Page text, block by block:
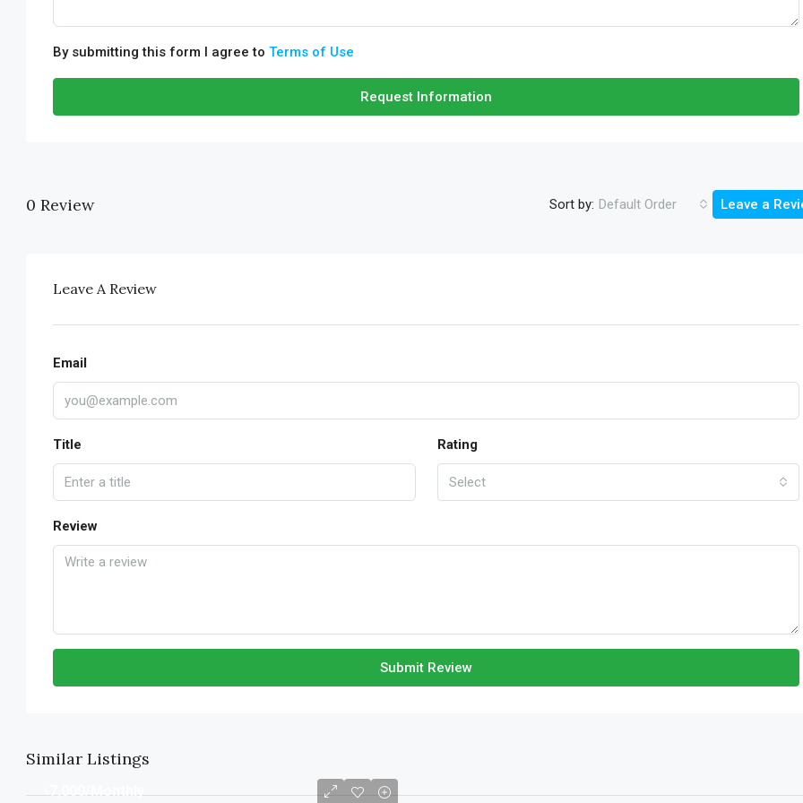
By submitting this form I agree to Terms of Use
Request Information
0 Review Sort by: Default Order Leave a
Leave A Review
Email
Title Rating
Select
Review
Submit Review
Similar Listings
৳7,000/Monthly